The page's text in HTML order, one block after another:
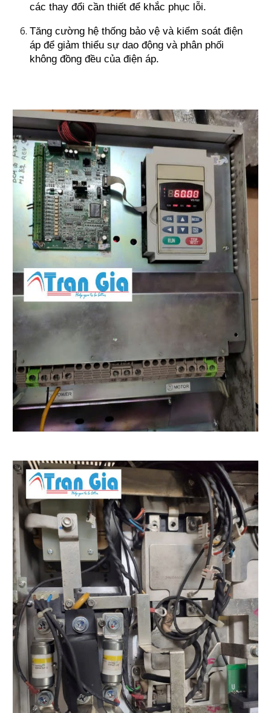
các thay đổi cần thiết để khắc phục lỗi.
Tăng cường hệ thống bảo vệ và kiểm soát điện
áp để giảm thiểu sự dao động và phân phối
không đồng đều của điện áp.